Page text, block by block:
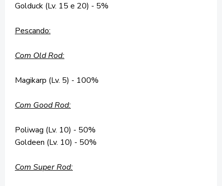
Golduck (Lv. 15 e 20) - 5%
Pescando:
Com Old Rod:
Magikarp (Lv. 5) - 100%
Com Good Rod:
Poliwag (Lv. 10) - 50%
Goldeen (Lv. 10) - 50%
Com Super Rod: